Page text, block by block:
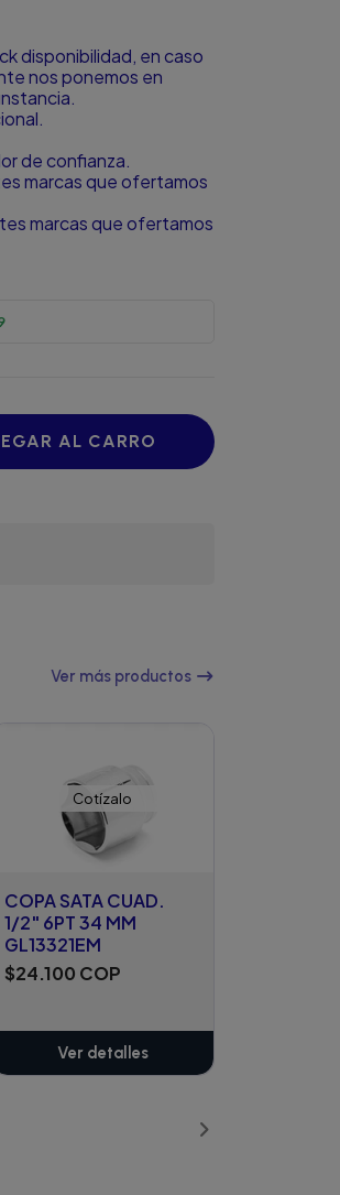
disponibilidad, en caso
nos ponemos en
de confianza.
marcas que ofertamos
marcas que ofertamos
AL CARRO
Ver más productos
Cotízalo
COPA SATA CUAD.
1/2" 6PT 34 MM
GL13321EM
$24.100 COP
Ver detalles